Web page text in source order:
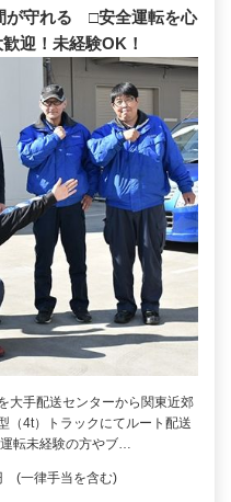
が守れる □安全運転を心
迎！未経験OK！
大手配送センターから関東近郊
（4t）トラックにてルート配送
転未経験の方やブ…
(一律手当を含む)